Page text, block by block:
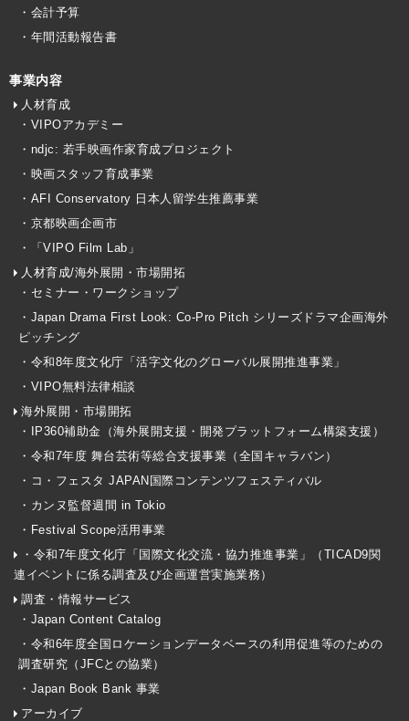
・会計予算
・年間活動報告書
事業内容
人材育成
・VIPOアカデミー
・ndjc: 若手映画作家育成プロジェクト
・映画スタッフ育成事業
・AFI Conservatory 日本人留学生推薦事業
・京都映画企画市
・「VIPO Film Lab」
人材育成/海外展開・市場開拓
・セミナー・ワークショップ
・Japan Drama First Look: Co-Pro Pitch シリーズドラマ企画海外
ピッチング
・令和8年度文化庁「活字文化のグローバル展開推進事業」
・VIPO無料法律相談
海外展開・市場開拓
・IP360補助金（海外展開支援・開発プラットフォーム構築支援）
・令和7年度 舞台芸術等総合支援事業（全国キャラバン）
・コ・フェスタ JAPAN国際コンテンツフェスティバル
・カンヌ監督週間 in Tokio
・Festival Scope活用事業
・令和7年度文化庁「国際文化交流・協力推進事業」（TICAD9関
連イベントに係る調査及び企画運営実施業務）
調査・情報サービス
・Japan Content Catalog
・令和6年度全国ロケーションデータベースの利用促進等のための
調査研究（JFCとの協業）
・Japan Book Bank 事業
アーカイブ